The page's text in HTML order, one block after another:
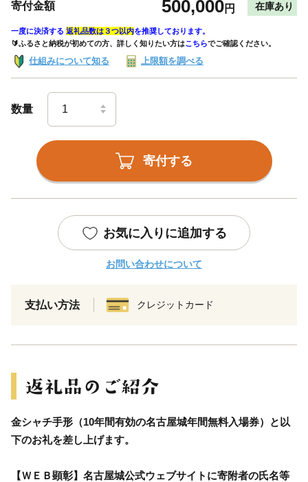
寄付金額 500,000円 在庫あり
一度に決済する 返礼品数は３つ以内を推奨しております。
🔰ふるさと納税が初めての方、詳しく知りたい方はこちらでご確認ください。
仕組みについて知る 上限額を調べる
数量
寄付する
お気に入りに追加する
お問い合わせについて
支払い方法 クレジットカード
金シャチ手形（10年間有効の名古屋城年間無料入場券）と以
下のお礼を差し上げます。
【ＷＥＢ顕彰】名古屋城公式ウェブサイトに寄附者の氏名等